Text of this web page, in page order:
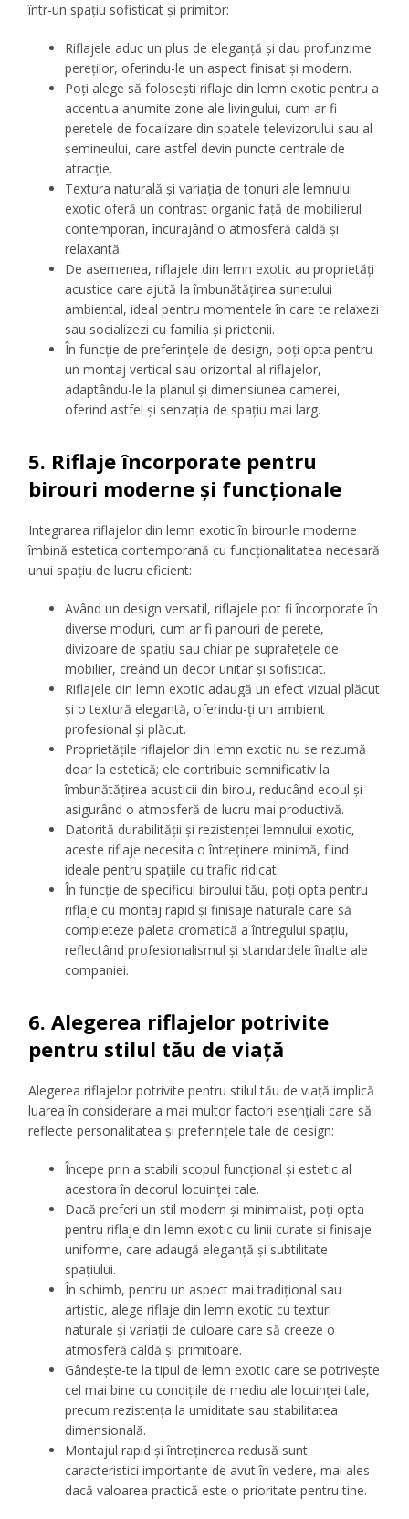
într-un spațiu sofisticat și primitor:
Riflajele aduc un plus de eleganță și dau profunzime
pereților, oferindu-le un aspect finisat și modern.
Poți alege să folosești riflaje din lemn exotic pentru a
accentua anumite zone ale livingului, cum ar fi
peretele de focalizare din spatele televizorului sau al
șemineului, care astfel devin puncte centrale de
atracție.
Textura naturală și variația de tonuri ale lemnului
exotic oferă un contrast organic față de mobilierul
contemporan, încurajând o atmosferă caldă și
relaxantă.
De asemenea, riflajele din lemn exotic au proprietăți
acustice care ajută la îmbunătățirea sunetului
ambiental, ideal pentru momentele în care te relaxezi
sau socializezi cu familia și prietenii.
În funcție de preferințele de design, poți opta pentru
un montaj vertical sau orizontal al riflajelor,
adaptându-le la planul și dimensiunea camerei,
oferind astfel și senzația de spațiu mai larg.
5. Riflaje încorporate pentru
birouri moderne și funcționale
Integrarea riflajelor din lemn exotic în birourile moderne
îmbină estetica contemporană cu funcționalitatea necesară
unui spațiu de lucru eficient:
Având un design versatil, riflajele pot fi încorporate în
diverse moduri, cum ar fi panouri de perete,
divizoare de spațiu sau chiar pe suprafețele de
mobilier, creând un decor unitar și sofisticat.
Riflajele din lemn exotic adaugă un efect vizual plăcut
și o textură elegantă, oferindu-ți un ambient
profesional și plăcut.
Proprietățile riflajelor din lemn exotic nu se rezumă
doar la estetică; ele contribuie semnificativ la
îmbunătățirea acusticii din birou, reducând ecoul și
asigurând o atmosferă de lucru mai productivă.
Datorită durabilității și rezistenței lemnului exotic,
aceste riflaje necesita o întreținere minimă, fiind
ideale pentru spațiile cu trafic ridicat.
În funcție de specificul biroului tău, poți opta pentru
riflaje cu montaj rapid și finisaje naturale care să
completeze paleta cromatică a întregului spațiu,
reflectând profesionalismul și standardele înalte ale
companiei.
6. Alegerea riflajelor potrivite
pentru stilul tău de viață
Alegerea riflajelor potrivite pentru stilul tău de viață implică
luarea în considerare a mai multor factori esențiali care să
reflecte personalitatea și preferințele tale de design:
Începe prin a stabili scopul funcțional și estetic al
acestora în decorul locuinței tale.
Dacă preferi un stil modern și minimalist, poți opta
pentru riflaje din lemn exotic cu linii curate și finisaje
uniforme, care adaugă eleganță și subtilitate
spațiului.
În schimb, pentru un aspect mai tradițional sau
artistic, alege riflaje din lemn exotic cu texturi
naturale și variații de culoare care să creeze o
atmosferă caldă și primitoare.
Gândește-te la tipul de lemn exotic care se potrivește
cel mai bine cu condițiile de mediu ale locuinței tale,
precum rezistența la umiditate sau stabilitatea
dimensională.
Montajul rapid și întreținerea redusă sunt
caracteristici importante de avut în vedere, mai ales
dacă valoarea practică este o prioritate pentru tine.